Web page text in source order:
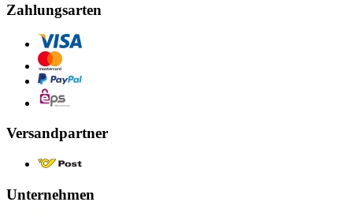
Zahlungsarten
Versandpartner
Unternehmen